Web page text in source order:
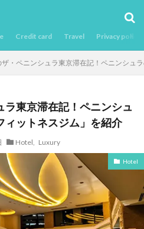
Credit card Travel Privacy policy
・ペニンシュラ東京滞在記！ペニンシュ
東京滞在記！ペニンシュ
ィットネスジム」を紹介
Hotel Luxury
Hotel